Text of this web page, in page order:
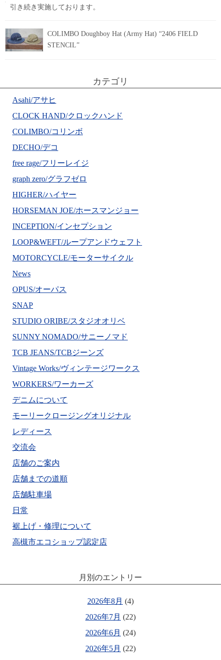
引き続き実施しております。
COLIMBO Doughboy Hat (Army Hat) “2406 FIELD
STENCIL”
カテゴリ
Asahi/アサヒ
CLOCK HAND/クロックハンド
COLIMBO/コリンボ
DECHO/デコ
free rage/フリーレイジ
graph zero/グラフゼロ
HIGHER/ハイヤー
HORSEMAN JOE/ホースマンジョー
INCEPTION/インセプション
LOOP&WEFT/ループアンドウェフト
MOTORCYCLE/モーターサイクル
News
OPUS/オーパス
SNAP
STUDIO ORIBE/スタジオオリベ
SUNNY NOMADO/サニーノマド
TCB JEANS/TCBジーンズ
Vintage Works/ヴィンテージワークス
WORKERS/ワーカーズ
デニムについて
モーリークロージングオリジナル
レディース
交流会
店舗のご案内
店舗までの道順
店舗駐車場
日常
裾上げ・修理について
高槻市エコショップ認定店
月別のエントリー
2026年8月 (4)
2026年7月 (22)
2026年6月 (24)
2026年5月 (22)